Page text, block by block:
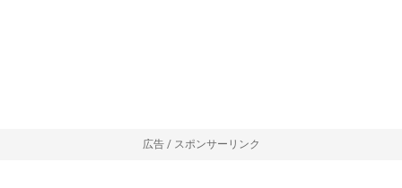
広告 / スポンサーリンク